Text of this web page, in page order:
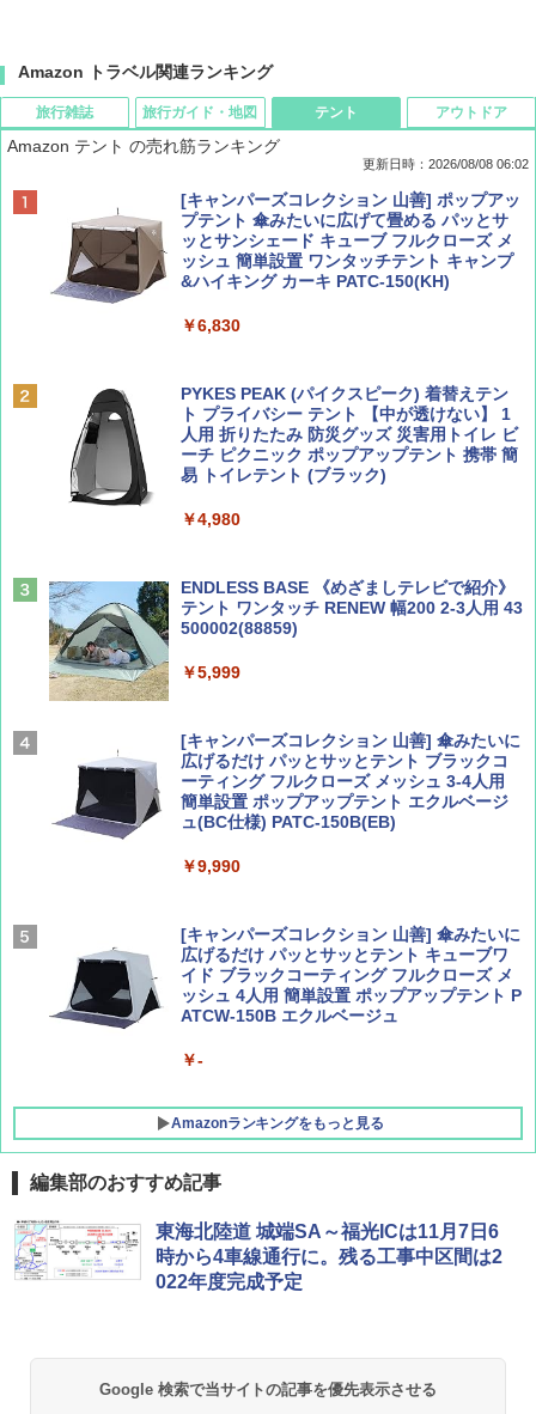
Amazon トラベル関連ランキング
旅行雑誌
BE-PAL(ビ-パル) 2026年 9 月号【特別付録:
SOTO ミニマル"旅"財布 ランダム2種】
￥1,500
￥713
AIRLINE（エアライン）2026年9月号【特
集】ボーイング110周年を祝して！
￥1,760
旅行ガイド・地図
D40 地球の歩き方 チェンマイ タイ北部の魅
力的な町 2026～2027 地球の歩き方D アジア
￥2,079
￥2,695
球の歩き方A ヨーロッパ
A26 地球の歩き方 チェコ ポーランド スロヴ
ァキア 2026～2027 地球の歩き方A ヨーロッ
テント
Amazon テント の売れ筋ランキング
更新日時：2026/08/08 06:02
[キャンパーズコレクション 山善] ポップアッ
プテント 傘みたいに広げて畳める パッとサ
ッとサンシェード キューブ フルクローズ メ
ッシュ 簡単設置 ワンタッチテント キャンプ
&ハイキング カーキ PATC-150(KH)
￥6,830
PYKES PEAK (パイクスピーク) 着替えテン
ト プライバシー テント 【中が透けない】 1
人用 折りたたみ 防災グッズ 災害用トイレ ビ
ーチ ピクニック ポップアップテント 携帯 簡
易 トイレテント (ブラック)
￥4,980
ENDLESS BASE 《めざましテレビで紹介》
テント ワンタッチ RENEW 幅200 2-3人用 43
500002(88859)
￥5,999
[キャンパーズコレクション 山善] 傘みたいに
広げるだけ パッとサッとテント ブラックコ
ーティング フルクローズ メッシュ 3-4人用
簡単設置 ポップアップテント エクルベージ
ュ(BC仕様) PATC-150B(EB)
￥9,990
[キャンパーズコレクション 山善] 傘みたいに
広げるだけ パッとサッとテント キューブワ
イド ブラックコーティング フルクローズ メ
ッシュ 4人用 簡単設置 ポップアップテント P
ATCW-150B エクルベージュ
￥-
Amazonランキングをもっと見る
アウトドア
GRANDOOR ステンレス保冷剤 2個セット 2
026リニューアル 急速冷凍 空間倍増 衛生的
コンパクト 保冷力長持ち
-08EX カーキ ソロキャンプ ポリエステル フ
編集部のおすすめ記事
東海北陸道 城端SA～福光ICは11月7日6
時から4車線通行に。残る工事中区間は2
022年度完成予定
Google 検索で当サイトの記事を優先表示させる